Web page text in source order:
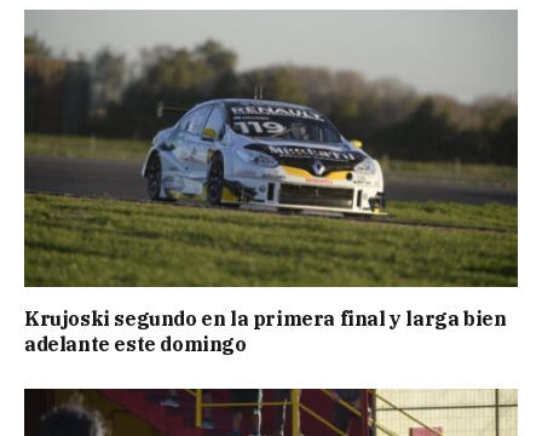
Krujoski segundo en la primera final y larga bien
adelante este domingo